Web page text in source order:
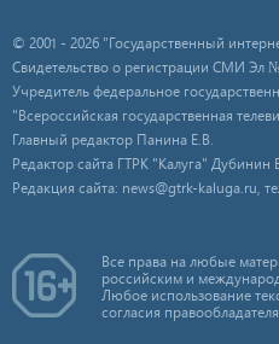
© 2001 - 2026 "Государственный
Свидетельство о регистрации СМИ Эл №
Учредитель федеральное
"Всероссийская государственная
Главный редактор Панина Е.В.
Редактор сайта ГТРК "Калуга" Дубинин
Редакция сайта: news@gtrk-kaluga.ru,
Все права на любые
российским и
Любое использование
согласия